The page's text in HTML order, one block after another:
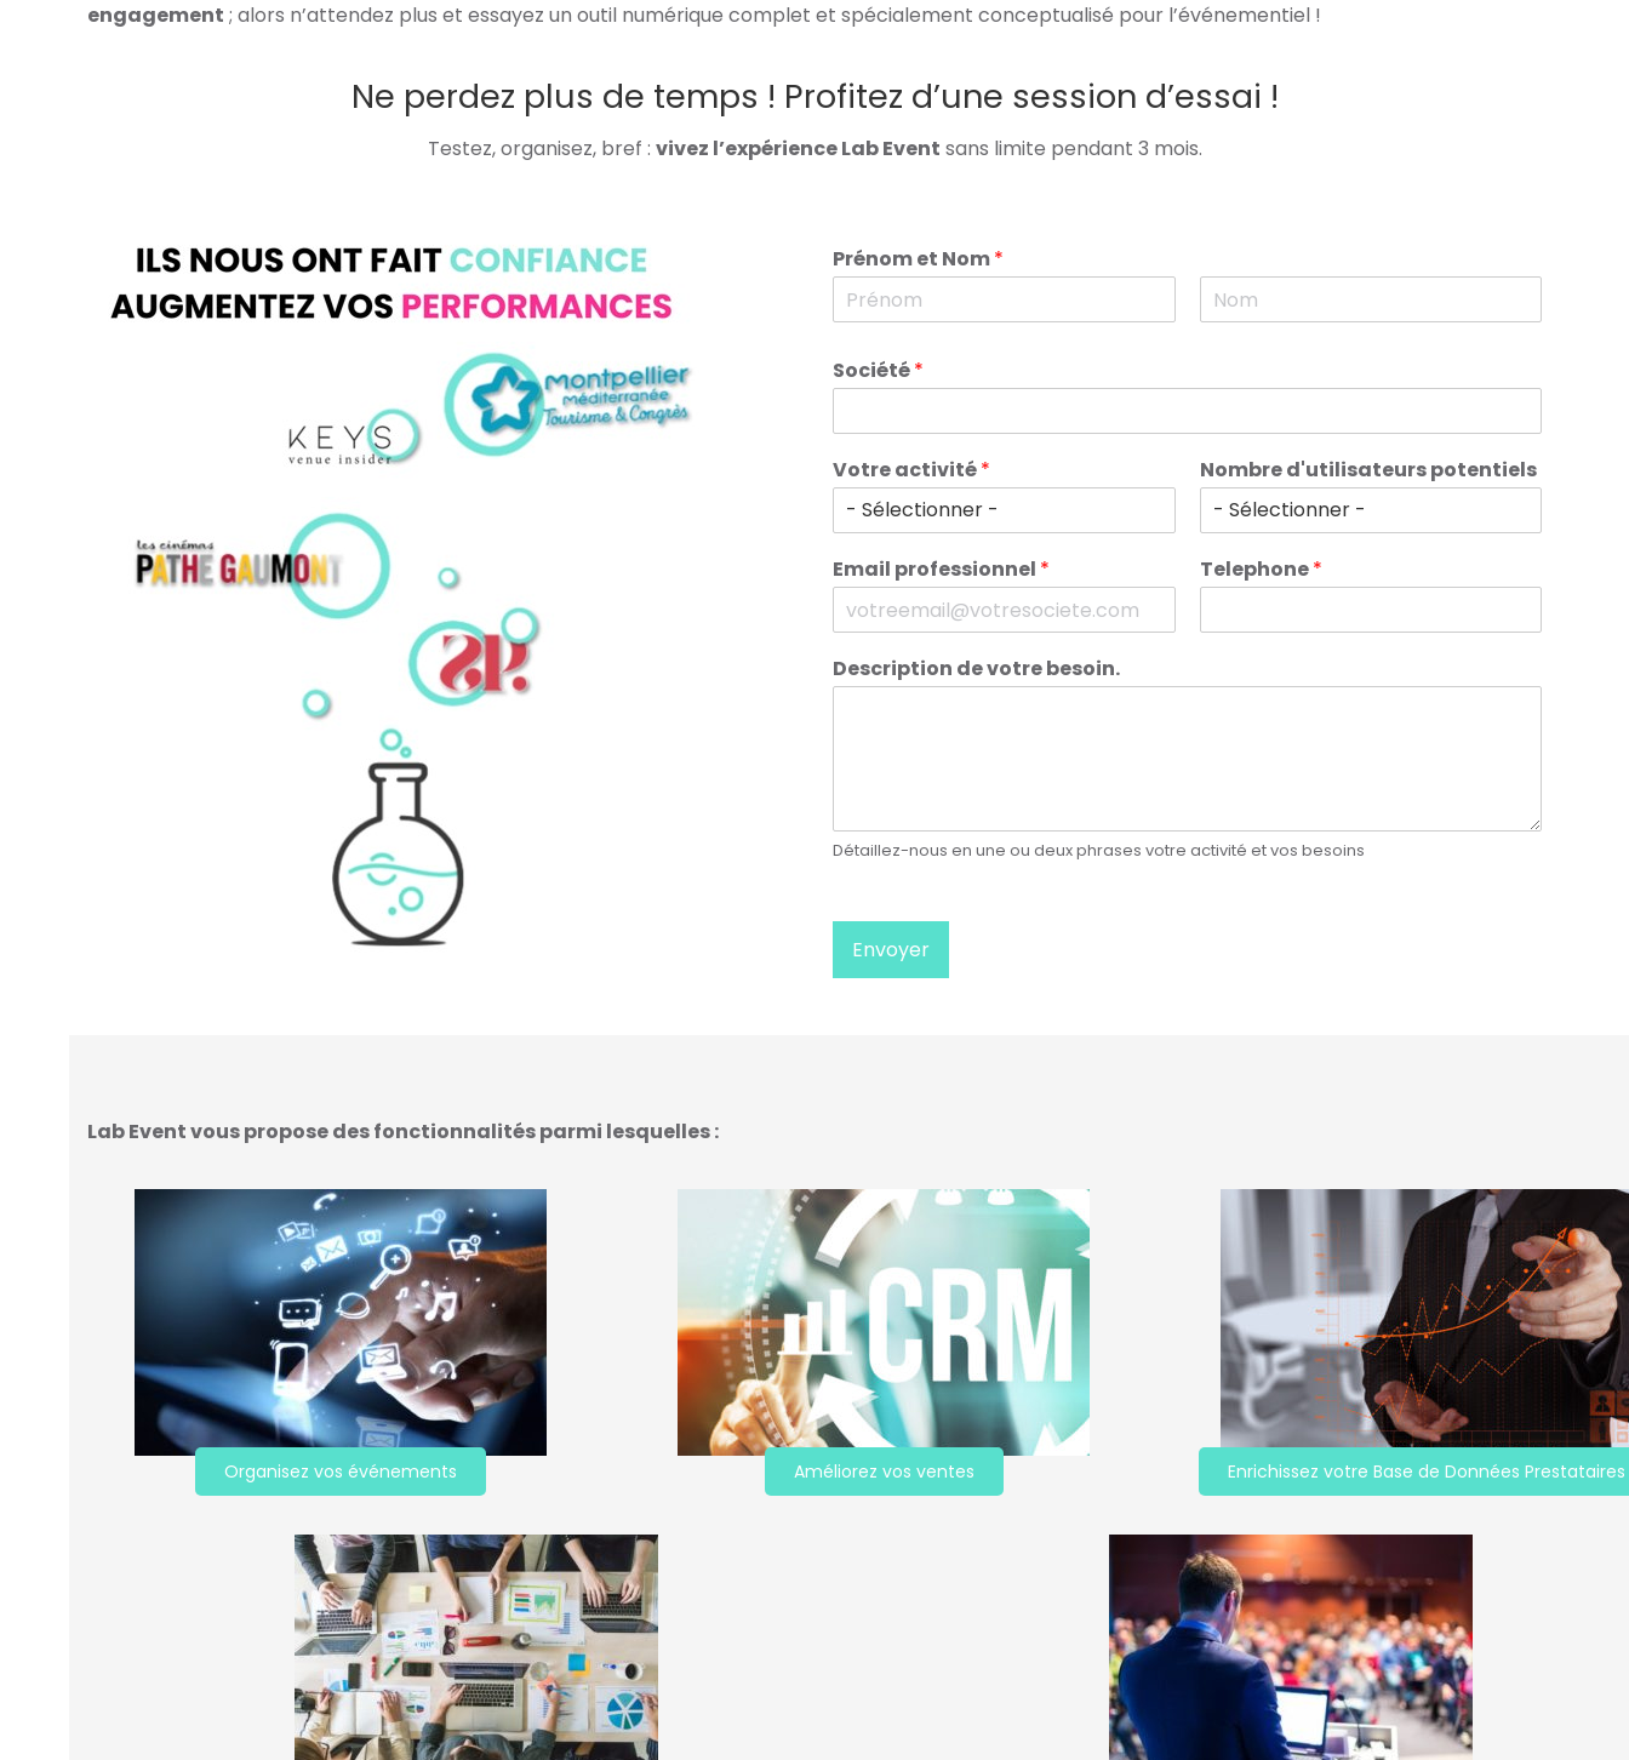
engagement ; alors n’attendez plus et essayez un outil numérique complet et spécialement conceptualisé pour l’événementiel !
Ne perdez plus de temps ! Profitez d’une session d’essai !
Testez, organisez, bref : vivez l’expérience Lab Event sans limite pendant 3 mois.
Prénom et Nom*
r
é
m
Société*
Votre activité* Nombre d'utilisateurs potentiels
Email professionnel * Telephone*
Description de votre besoin.
Détaillez-nous en une ou deux phrases votre activité et vos besoins
Envoyer
Lab Event vous propose des fonctionnalités parmi lesquelles :
Organisez vos événements Améliorez vos ventes Enrichissez votre Base de Données Prestataires